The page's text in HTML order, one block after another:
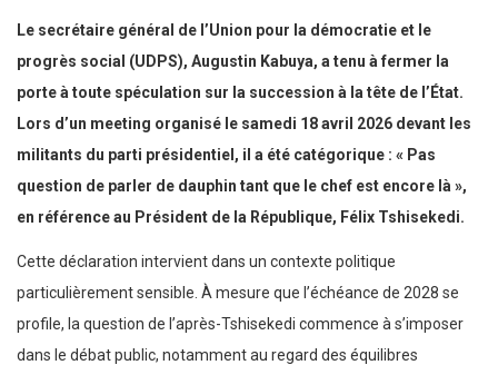
Le secrétaire général de l’Union pour la démocratie et le
progrès social (UDPS), Augustin Kabuya, a tenu à fermer la
porte à toute spéculation sur la succession à la tête de l’État.
Lors d’un meeting organisé le samedi 18 avril 2026 devant les
militants du parti présidentiel, il a été catégorique : « Pas
question de parler de dauphin tant que le chef est encore là »,
en référence au Président de la République, Félix Tshisekedi.
Cette déclaration intervient dans un contexte politique
particulièrement sensible. À mesure que l’échéance de 2028 se
profile, la question de l’après-Tshisekedi commence à s’imposer
dans le débat public, notamment au regard des équilibres